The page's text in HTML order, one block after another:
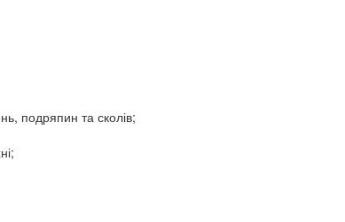
подряпин та сколів;